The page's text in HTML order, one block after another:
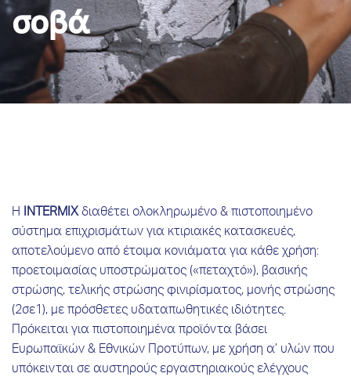
σοβά
Η INTERMIXδιαθέτει ολοκληρωμένο & πιστοποιημένο
σύστημα επιχρισμάτων για κτιριακές κατασκευές,
αποτελούμενο από έτοιμα κονιάματα για κάθε χρήση:
προετοιμασίας υποστρώματος («πεταχτό»), βασικής
στρώσης, τελικής στρώσης φινιρίσματος, μονής στρώσης
(2σε1), με πρόσθετες υδαταπωθητικές ιδιότητες.
Πρόκειται για πιστοποιημένα προϊόντα βάσει
Ευρωπαϊκών & Εθνικών Προτύπων, με χρήση α’ υλών που
υπόκεινται σε αυστηρούς εργαστηριακούς ελέγχους